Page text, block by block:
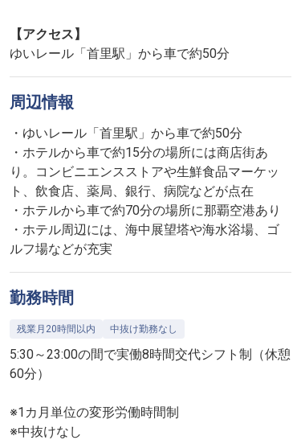
【アクセス】
ゆいレール「首里駅」から車で約50分
周辺情報
・ゆいレール「首里駅」から車で約50分
・ホテルから車で約15分の場所には商店街あ
り。コンビニエンスストアや生鮮食品マーケッ
ト、飲食店、薬局、銀行、病院などが点在
・ホテルから車で約70分の場所に那覇空港あり
・ホテル周辺には、海中展望塔や海水浴場、ゴ
ルフ場などが充実
勤務時間
残業月20時間以内 中抜け勤務なし
5:30～23:00の間で実働8時間交代シフト制（休憩
60分）
※1カ月単位の変形労働時間制
※中抜けなし